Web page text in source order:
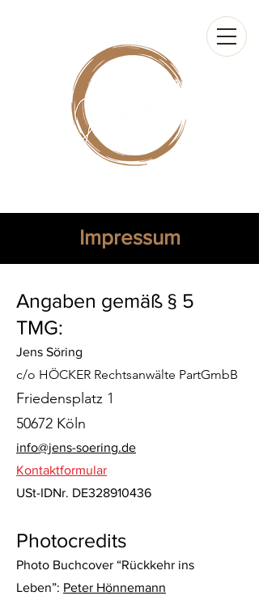
Impressum
Angaben gemäß § 5
TMG:
Jens Söring
c/o HÖCKER Rechtsanwälte PartGmbB
Friedensplatz 1
50672 Köln
info@jens-soering.de
Kontaktformular
USt-IDNr. DE328910436
Photocredits
Photo Buchcover “Rückkehr ins
Leben”: Peter Hönnemann